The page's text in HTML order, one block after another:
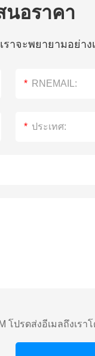
นอราคา
าจะพยายามอย่
โปรดส่งอีเมลถึงเร